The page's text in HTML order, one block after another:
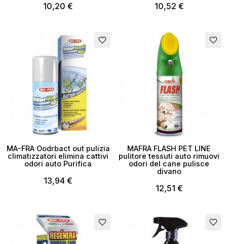
10,20 € 10,52 €
favorite_border
MA-FRA Oodrbact out pulizia
climatizzatori elimina cattivi
odori auto Purifica
13,94 €
favorite_border
MAFRA FLASH PET LINE
pulitore tessuti auto rimuovi
odori del cane pulisce
divano
12,51 €
favorite_border favorite_border
Crea lista dei desideri
Nome lista dei desideri